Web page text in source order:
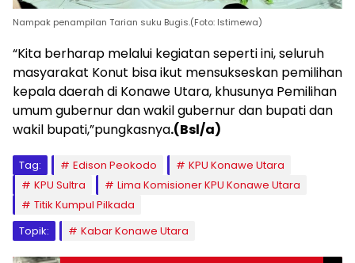
Nampak penampilan Tarian suku Bugis.(Foto: Istimewa)
“Kita berharap melalui kegiatan seperti ini, seluruh
masyarakat Konut bisa ikut mensukseskan pemilihan
kepala daerah di Konawe Utara, khusunya Pemilihan
umum gubernur dan wakil gubernur dan bupati dan
wakil bupati,”pungkasnya.(Bsl/a)
Tag: Edison Peokodo
KPU Konawe Utara
KPU Sultra
Lima Komisioner KPU Konawe Utara
Titik Kumpul Pilkada
Topik:
Kabar Konawe Utara